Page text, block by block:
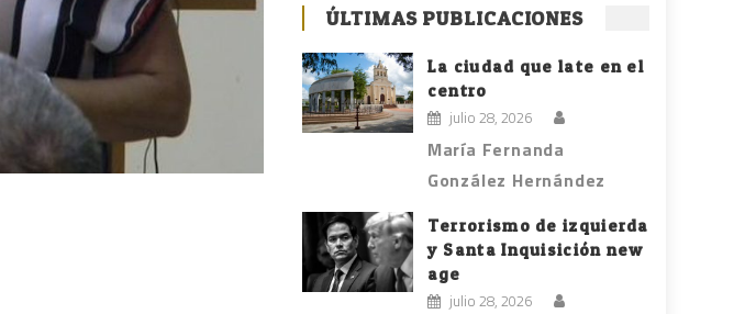
ÚLTIMAS PUBLICACIONES
La ciudad que late en el
centro
julio 28, 2026
María Fernanda
González Hernández
Terrorismo de izquierda
y Santa Inquisición new
age
julio 28, 2026